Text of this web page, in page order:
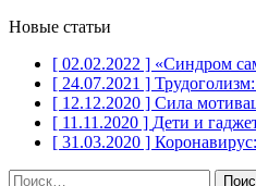
Новые статьи
[ 02.02.2022 ] «Синдром
[ 24.07.2021 ]
[ 12.12.2020 ] Сила
[ 11.11.2020 ] Дети и
[ 31.03.2020 ]
Найти: